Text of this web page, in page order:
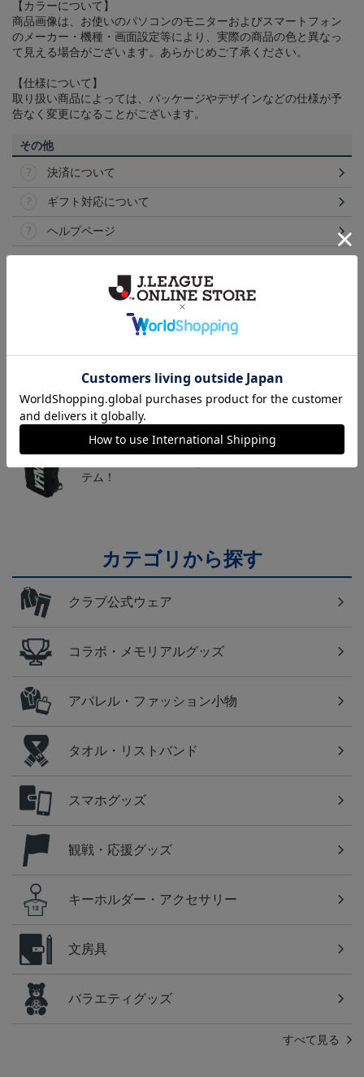
【カラーについて】
商品画像は、お使いのパソコンのモニターおよびスマートフォン
のメーカー・機種・画面設定等により、実際の商品の色と異なっ
て見える場合がございます。あらかじめご了承ください。
【仕様について】
取り扱い商品によっては、パッケージやデザインなどの仕様が予
告なく変更になることがございます。
その他
決済について
ギフト対応について
ヘルプページ
横浜FM
送料無料の併せ買いにオススメ！どの選手が当たる
横浜FM
テム！
カテゴリから探す
クラブ公式ウェア
コラボ・メモリアルグッズ
アパレル・ファッション小物
タオル・リストバンド
スマホグッズ
観戦・応援グッズ
キーホルダー・アクセサリー
文房具
バラエティグッズ
すべて見る